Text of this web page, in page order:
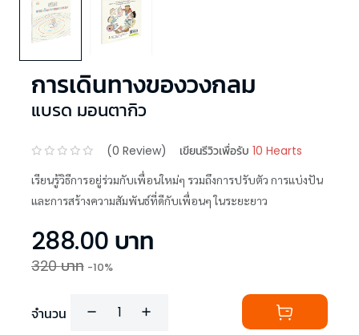
การเดินทางของวงกลม
แบรด มอนตากิว
(0 Review) เขียนรีวิวเพื่อรับ 10 Hearts
เรียนรู้วิธีการอยู่ร่วมกับเพื่อนใหม่ๆ รวมถึงการปรับตัว การแบ่งปัน
และการสร้างความสัมพันธ์ที่ดีกับเพื่อนๆ ในระยะยาว
288.00 บาท
320บาท -10%
จำนวน